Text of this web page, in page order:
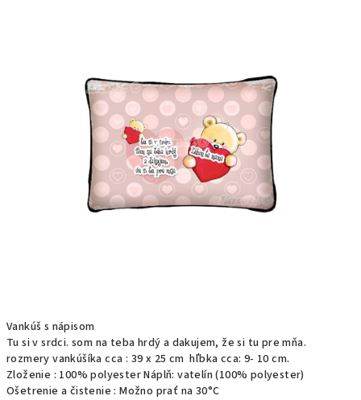
Vankúš s nápisom
Tu si v srdci. som na teba hrdý a dakujem, že si tu pre mňa.
rozmery vankúšíka cca : 39 x 25 cm hľbka cca: 9- 10 cm.
Zloženie : 100% polyester Náplň: vatelín (100% polyester)
Ošetrenie a čistenie : Možno prať na 30°C